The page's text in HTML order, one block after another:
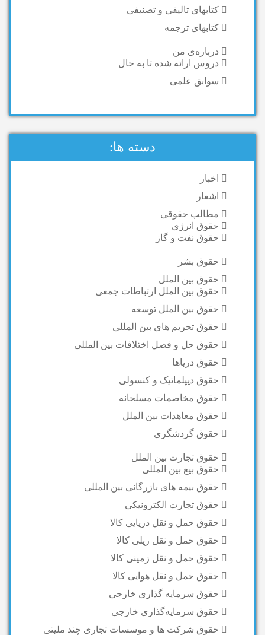
کتابهای تالیفی و تصنیفی
کتابهای ترجمه
درباره‌ی من
دروس ارائه شده تا به حال
سوابق علمی
دسته ها:
اخبار
اشعار
مطالب حقوقی
حقوق انرژی
حقوق نفت و گاز
حقوق بشر
حقوق بین الملل
حقوق بین الملل ارتباطات جمعی
حقوق بین الملل توسعه
حقوق تحریم های بین المللی
حقوق حل و فصل اختلافات بین المللی
حقوق دریاها
حقوق دیپلماتیک و کنسولی
حقوق مخاصمات مسلحانه
حقوق معاهدات بین الملل
حقوق گردشگری
حقوق تجارت بین الملل
حقوق بیع بین المللی
حقوق بیمه های بازرگانی بین المللی
حقوق تجارت الکترونیکی
حقوق حمل و نقل دریایی کالا
حقوق حمل و نقل ریلی کالا
حقوق حمل و نقل زمینی کالا
حقوق حمل و نقل هوایی کالا
حقوق سرمایه گذاری خارجی
حقوق سرمایه‌گذاری خارجی
حقوق شرکت ها و موسسات تجاری چند ملیتی